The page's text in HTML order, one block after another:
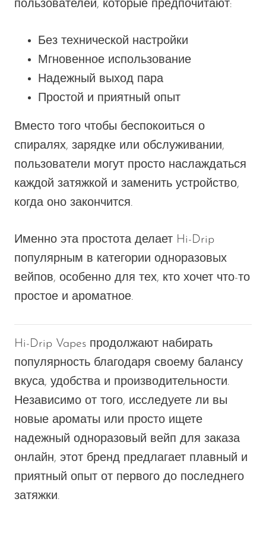
пользователей, которые предпочитают:
Без технической настройки
Мгновенное использование
Надежный выход пара
Простой и приятный опыт
Вместо того чтобы беспокоиться о
спиралях, зарядке или обслуживании,
пользователи могут просто наслаждаться
каждой затяжкой и заменить устройство,
когда оно закончится.
Именно эта простота делает Hi-Drip
популярным в категории одноразовых
вейпов, особенно для тех, кто хочет что-то
простое и ароматное.
Hi-Drip Vapes продолжают набирать
популярность благодаря своему балансу
вкуса, удобства и производительности.
Независимо от того, исследуете ли вы
новые ароматы или просто ищете
надежный одноразовый вейп для заказа
онлайн, этот бренд предлагает плавный и
приятный опыт от первого до последнего
затяжки.